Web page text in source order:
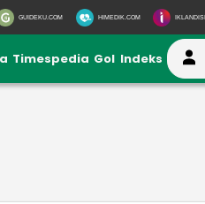
GUIDEKU.COM HIMEDIK.COM
Timespedia Gol Indeks